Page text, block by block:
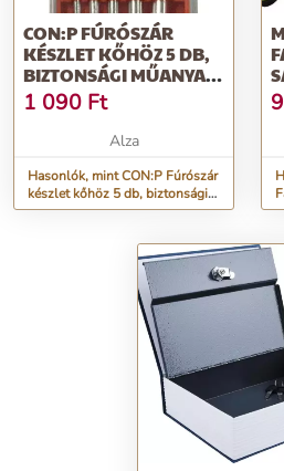
CON:P FÚRÓSZÁR
KÉSZLET KŐHÖZ 5 DB,
BIZTONSÁGI MŰANYAG
DOBOZBAN
1 090 Ft
Alza
Hasonlók, mint CON:P Fúrószár
készlet kőhöz 5 db, biztonsági
műanyag dobozban